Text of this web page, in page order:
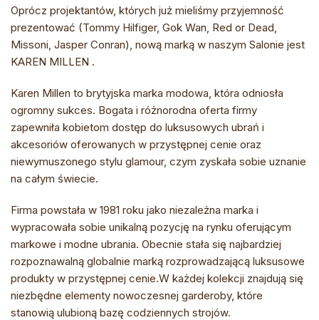
Oprócz projektantów, których już mieliśmy przyjemność
prezentować (Tommy Hilfiger, Gok Wan, Red or Dead,
Missoni, Jasper Conran), nową marką w naszym Salonie jest
KAREN MILLEN .
Karen Millen to brytyjska marka modowa, która odniosła
ogromny sukces. Bogata i różnorodna oferta firmy
zapewniła kobietom dostęp do luksusowych ubrań i
akcesoriów oferowanych w przystępnej cenie oraz
niewymuszonego stylu glamour, czym zyskała sobie uznanie
na całym świecie.
Firma powstała w 1981 roku jako niezależna marka i
wypracowała sobie unikalną pozycję na rynku oferującym
markowe i modne ubrania. Obecnie stała się najbardziej
rozpoznawalną globalnie marką rozprowadzającą luksusowe
produkty w przystępnej cenie.W każdej kolekcji znajdują się
niezbędne elementy nowoczesnej garderoby, które
stanowią ulubioną bazę codziennych strojów.